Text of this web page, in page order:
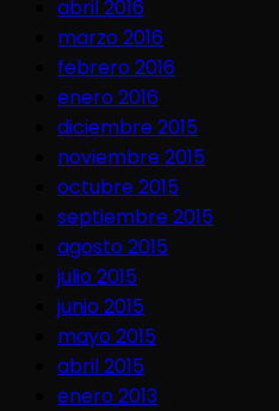
abril 2016
marzo 2016
febrero 2016
enero 2016
diciembre 2015
noviembre 2015
octubre 2015
septiembre 2015
agosto 2015
julio 2015
junio 2015
mayo 2015
abril 2015
enero 2013